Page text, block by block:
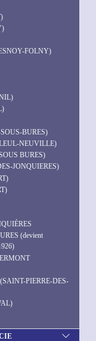
FOLNY)
BURES)
NEUVILLE)
BURES)
JONQUIERES)
(devient
PIERRE-DES-